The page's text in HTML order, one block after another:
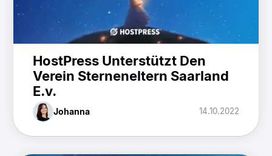
HostPress Unterstützt Den
Verein Sterneneltern Saarland
E.v.
Johanna 14.10.2022